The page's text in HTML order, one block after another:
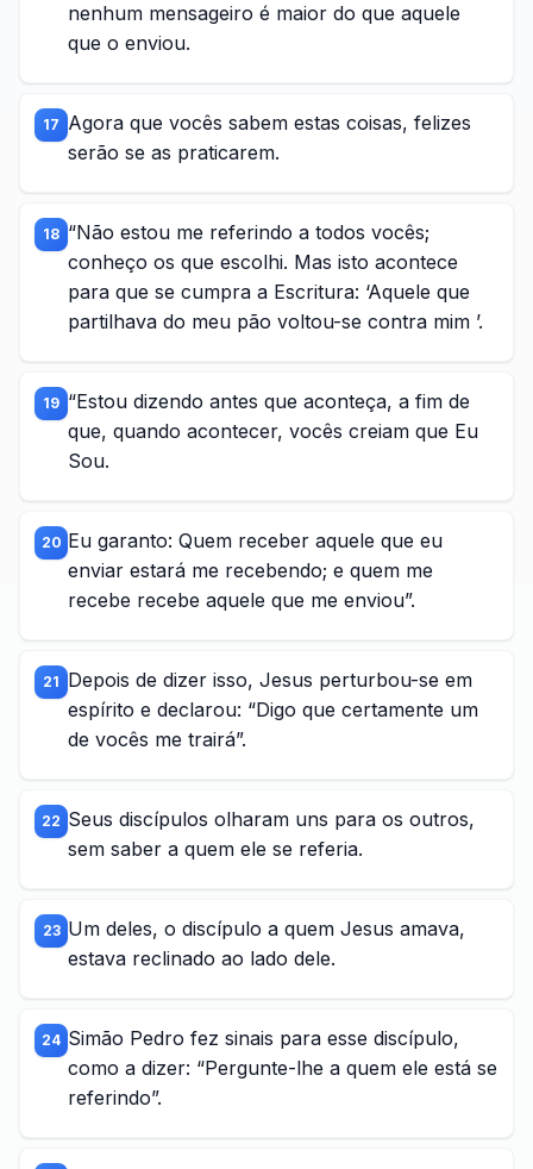
nenhum mensageiro é maior do que aquele
que o enviou.
17 Agora que vocês sabem estas coisas, felizes
serão se as praticarem.
18 “Não estou me referindo a todos vocês;
conheço os que escolhi. Mas isto acontece
para que se cumpra a Escritura: ‘Aquele que
partilhava do meu pão voltou-se contra mim ’.
19 “Estou dizendo antes que aconteça, a fim de
que, quando acontecer, vocês creiam que Eu
Sou.
20 Eu garanto: Quem receber aquele que eu
enviar estará me recebendo; e quem me
recebe recebe aquele que me enviou”.
21 Depois de dizer isso, Jesus perturbou-se em
espírito e declarou: “Digo que certamente um
de vocês me trairá”.
22 Seus discípulos olharam uns para os outros,
sem saber a quem ele se referia.
23 Um deles, o discípulo a quem Jesus amava,
estava reclinado ao lado dele.
24 Simão Pedro fez sinais para esse discípulo,
como a dizer: “Pergunte-lhe a quem ele está se
referindo”.